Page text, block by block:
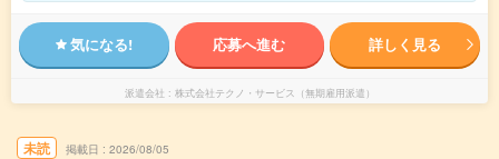
気になる! 応募へ進む 詳しく見る
派遣会社 株式会社テクノ・サービス（無期雇用派遣）
未読 掲載日 2026/08/05